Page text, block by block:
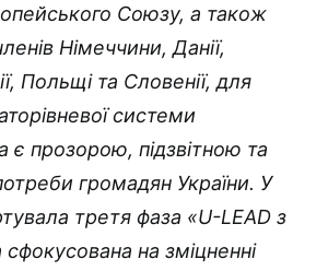
Союзу, а також
Німеччини, Данії,
Польщі та Словенії, для
системи
є прозорою, підзвітною та
громадян України. У
третя фаза «U-LEAD з
на зміцненні